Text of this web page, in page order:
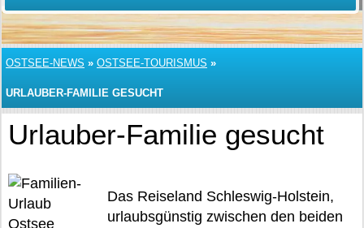
OSTSEE-NEWS » OSTSEE-TOURISMUS »
URLAUBER-FAMILIE GESUCHT
Urlauber-Familie gesucht
Das Reiseland Schleswig-Holstein,
urlaubsgünstig zwischen den beiden